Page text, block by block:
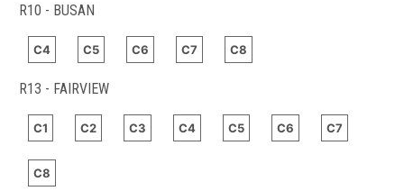
R10 - BUSAN
C4 C5 C6 C7 C8
R13 - FAIRVIEW
C1 C2 C3 C4 C5 C6 C7
C8